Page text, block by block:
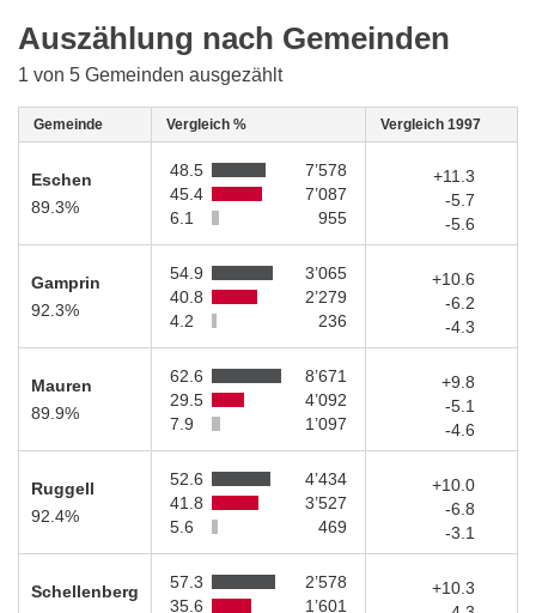
Auszählung nach Gemeinden
1 von 5 Gemeinden ausgezählt
Gemeinde Vergleich % Vergleich 1997
Eschen
89.3%
48.5
7’578
45.4
7’087
6.1
955
+11.3
-5.7
-5.6
Gamprin
92.3%
54.9
3’065
40.8
2’279
4.2
236
+10.6
-6.2
-4.3
Mauren
89.9%
62.6
8’671
29.5
4’092
7.9
1’097
+9.8
-5.1
-4.6
Ruggell
92.4%
52.6
4’434
41.8
3’527
5.6
469
+10.0
-6.8
-3.1
Schellenberg
57.3
2’578
35.6
1’601
+10.3